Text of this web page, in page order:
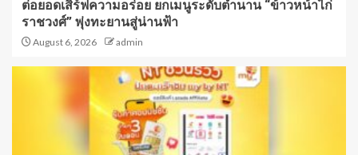
ต่อยอดเสิร์ฟความอร่อย ยกเมนูระดับตำนาน “ข้าวหน้าไก่
ราชวงศ์” พุ่งทะยานสู่น่านฟ้า
August 6, 2026 admin